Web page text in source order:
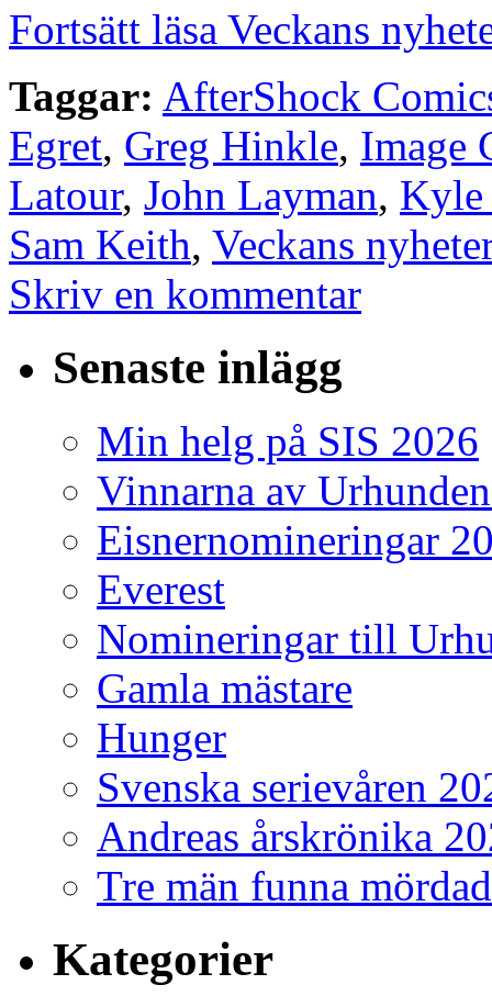
Fortsätt läsa Veckans
Taggar: AfterShock
Egret, Greg Hinkle, Image
Latour, John Layman, Kyle
Sam Keith, Veckans
Skriv en kommentar
Senaste inlägg
Min helg på SIS 2026
Vinnarna av
Eisnernomineringar
Everest
Nomineringar till
Gamla mästare
Hunger
Svenska serievåren
Andreas årskrönika
Tre män funna
Kategorier